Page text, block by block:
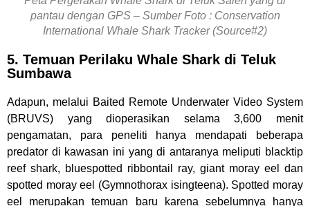
pantau dengan GPS – Sumber Foto : Conservation
International Whale Shark Tracker (Source#2)
5. Temuan Perilaku Whale Shark di Teluk
Sumbawa
Adapun, melalui Baited Remote Underwater Video System
(BRUVS) yang dioperasikan selama 3,600 menit
pengamatan, para peneliti hanya mendapati beberapa
predator di kawasan ini yang di antaranya meliputi blacktip
reef shark, bluespotted ribbontail ray, giant moray eel dan
spotted moray eel (Gymnothorax isingteena). Spotted moray
eel merupakan temuan baru karena sebelumnya hanya